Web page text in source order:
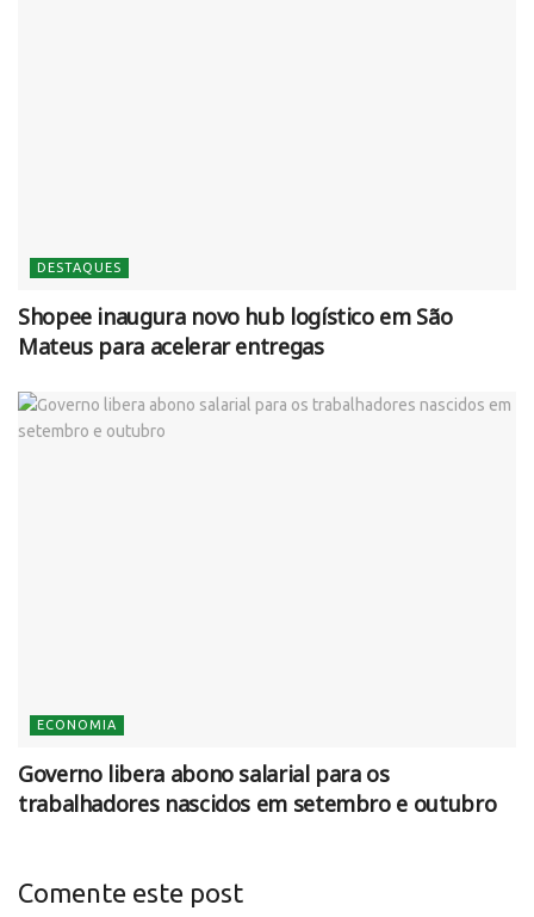
DESTAQUES
Shopee inaugura novo hub logístico em São
Mateus para acelerar entregas
ECONOMIA
Governo libera abono salarial para os
trabalhadores nascidos em setembro e outubro
Comente este post